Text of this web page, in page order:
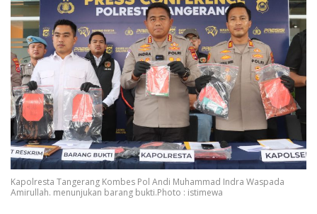
Kapolresta Tangerang Kombes Pol Andi Muhammad Indra Waspada
Amirullah. menunjukan barang bukti.Photo : istimewa